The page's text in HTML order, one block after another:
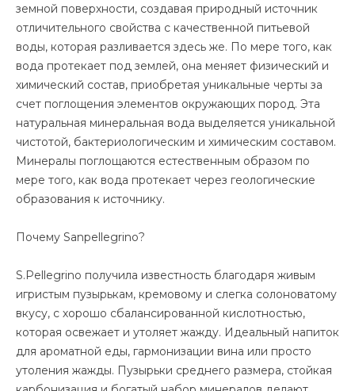
земной поверхности, создавая природный источник
отличительного свойства с качественной питьевой
воды, которая разливается здесь же. По мере того, как
вода протекает под землей, она меняет физический и
химический состав, приобретая уникальные черты за
счет поглощения элементов окружающих пород. Эта
натуральная минеральная вода выделяется уникальной
чистотой, бактериологическим и химическим составом.
Минералы поглощаются естественным образом по
мере того, как вода протекает через геологические
образования к источнику.
Почему Sanpellegrino?
S.Pellegrino получила известность благодаря живым
игристым пузырькам, кремовому и слегка солоноватому
вкусу, с хорошо сбалансированной кислотностью,
которая освежает и утоляет жажду. Идеальный напиток
для ароматной еды, гармонизации вина или просто
утоления жажды. Пузырьки среднего размера, стойкая